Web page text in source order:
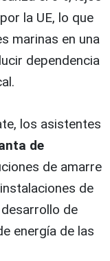
la UE, lo que
marinas en una
dependencia
los asistentes
de
de amarre
de
de
energía de las